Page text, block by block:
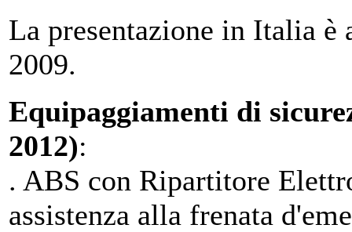
La presentazione in Italia è
2009.
Equipaggiamenti di
2012):
. ABS con Ripartitore
assistenza alla frenata